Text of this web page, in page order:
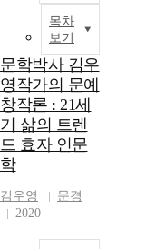
목차
보기
문학박사 김우
영작가의 문예
창작론 : 21세
기 삶의 트렌
드 효자 인문
학
김우영
문경
2020